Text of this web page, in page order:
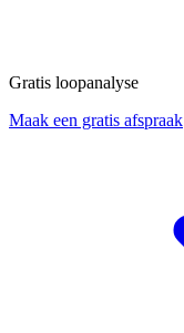
Gratis loopanalyse
Maak een gratis afspraak